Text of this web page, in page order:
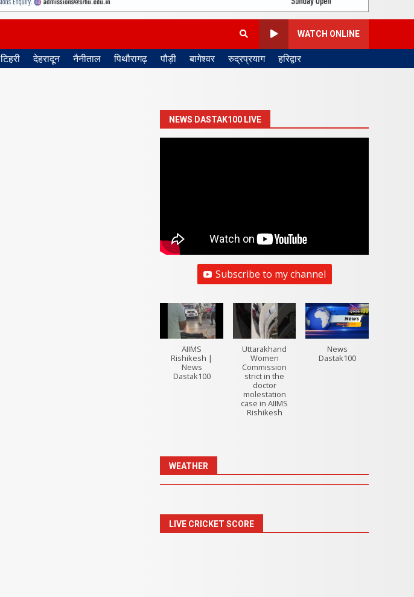
WATCH ONLINE
टिहरी देहरादून नैनीताल पिथौरागढ़ पौड़ी बागेश्वर रुद्रप्रयाग हरिद्वार
NEWS DASTAK100 LIVE
Subscribe to my channel
AIIMS
Rishikesh |
News
Dastak100
Uttarakhand
Women
Commission
strict in the
doctor
molestation
case in AIIMS
Rishikesh
News
Dastak100
WEATHER
LIVE CRICKET SCORE